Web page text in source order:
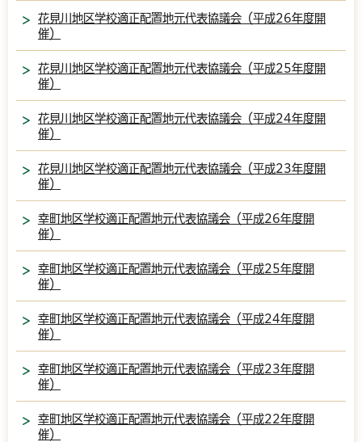
花見川地区学校適正配置地元代表協議会（平成26年度開
催）
花見川地区学校適正配置地元代表協議会（平成25年度開
催）
花見川地区学校適正配置地元代表協議会（平成24年度開
催）
花見川地区学校適正配置地元代表協議会（平成23年度開
催）
幸町地区学校適正配置地元代表協議会（平成26年度開
催）
幸町地区学校適正配置地元代表協議会（平成25年度開
催）
幸町地区学校適正配置地元代表協議会（平成24年度開
催）
幸町地区学校適正配置地元代表協議会（平成23年度開
催）
幸町地区学校適正配置地元代表協議会（平成22年度開
催）